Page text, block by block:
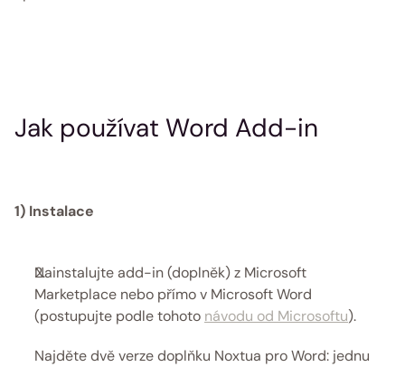
Jak používat Word Add-in
1) Instalace
Nainstalujte add-in (doplněk) z Microsoft
Marketplace nebo přímo v Microsoft Word
(postupujte podle tohoto návodu od Microsoftu).
Najděte dvě verze doplňku Noxtua pro Word: jednu